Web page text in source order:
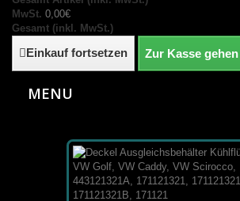
MwSt. 0,00€
Gesamt (inkl. MwSt.)
Einkauf fortsetzen Zur Kasse gehen
MENU